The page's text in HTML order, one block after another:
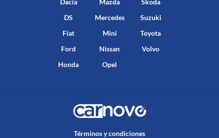
Dacia
DS
Fiat
Ford
Honda
Mazda
Mercedes
Mini
Nissan
Opel
Skoda
Suzuki
Toyota
Volvo
Términos y condiciones